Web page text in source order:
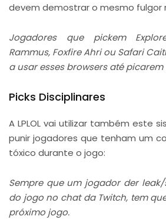
devem demostrar o mesmo fulgor
Jogadores que pickem
Rammus, Foxfire Ahri ou Safari
a usar esses browsers até
Picks Disciplinares
A LPLOL vai utilizar também este
punir jogadores que tenham um
tóxico durante o jogo:
Sempre que um jogador der
do jogo no chat da Twitch, tem
próximo jogo.